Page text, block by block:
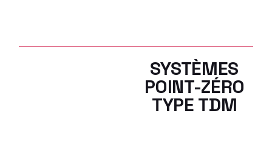
SYSTÈMES
POINT-ZÉRO
TYPE TDM